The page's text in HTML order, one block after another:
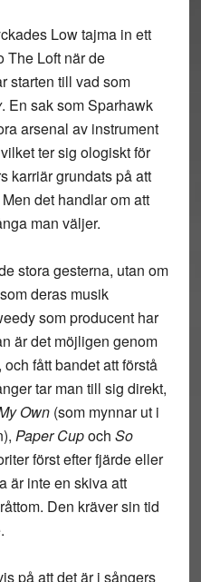
Low tajma in ett
The Loft när de
starten till vad som
. En sak som Sparhawk
arsenal av instrument
ter sig ologiskt för
karriär grundats på att
det handlar om att
man väljer.
stora gesterna, utan om
deras musik
som producent har
är det möjligen genom
fått bandet att förstå
tar man till sig direkt,
Own(som mynnar ut i
Paper Cupoch So
först efter fjärde eller
är inte en skiva att
Den kräver sin tid
på att det är i sångers